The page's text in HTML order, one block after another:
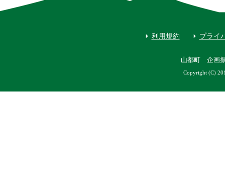
利用規約 プライ
山都町 企画
Copyright (C)